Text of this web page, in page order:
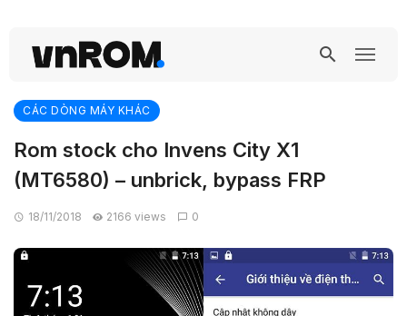
CÁC DÒNG MÁY KHÁC
Rom stock cho Invens City X1
(MT6580) – unbrick, bypass FRP
18/11/2018 2166 views 0